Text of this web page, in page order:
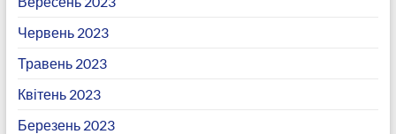
Червень 2023
Травень 2023
Квітень 2023
Березень 2023